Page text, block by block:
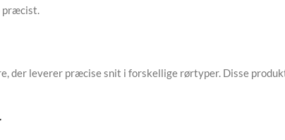
præcist.
der leverer præcise snit i forskellige rørtyper. Disse